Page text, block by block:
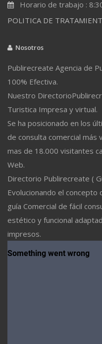
Horario de trabajo :
POLITICA DE
Nosotros
Publirecreate Agencia de
100% Efectiva.
Nuestro
Turistica Impresa y virtual.
Se ha posicionado en los
de consulta comercial más
mas de 18.000 visitantes
Web.
Directorio Publirecreate (
Evolucionando el concepto
guía Comercial de fácil
estético y funcional
impresos.